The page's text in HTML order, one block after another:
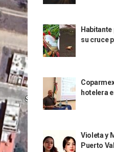
su cruce
hotelera
Violeta y
Puerto